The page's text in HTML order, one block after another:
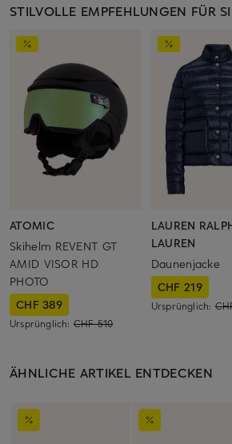
STILVOLLE EMPFEHLUNGEN FÜR
ATOMIC
Skihelm REVENT GT
AMID VISOR HD
PHOTO
CHF 389
Ursprünglich: CHF 510
LAUREN
LAUREN
Daunenjacke
CHF 219
Ursprünglich:
ÄHNLICHE ARTIKEL ENTDECKEN